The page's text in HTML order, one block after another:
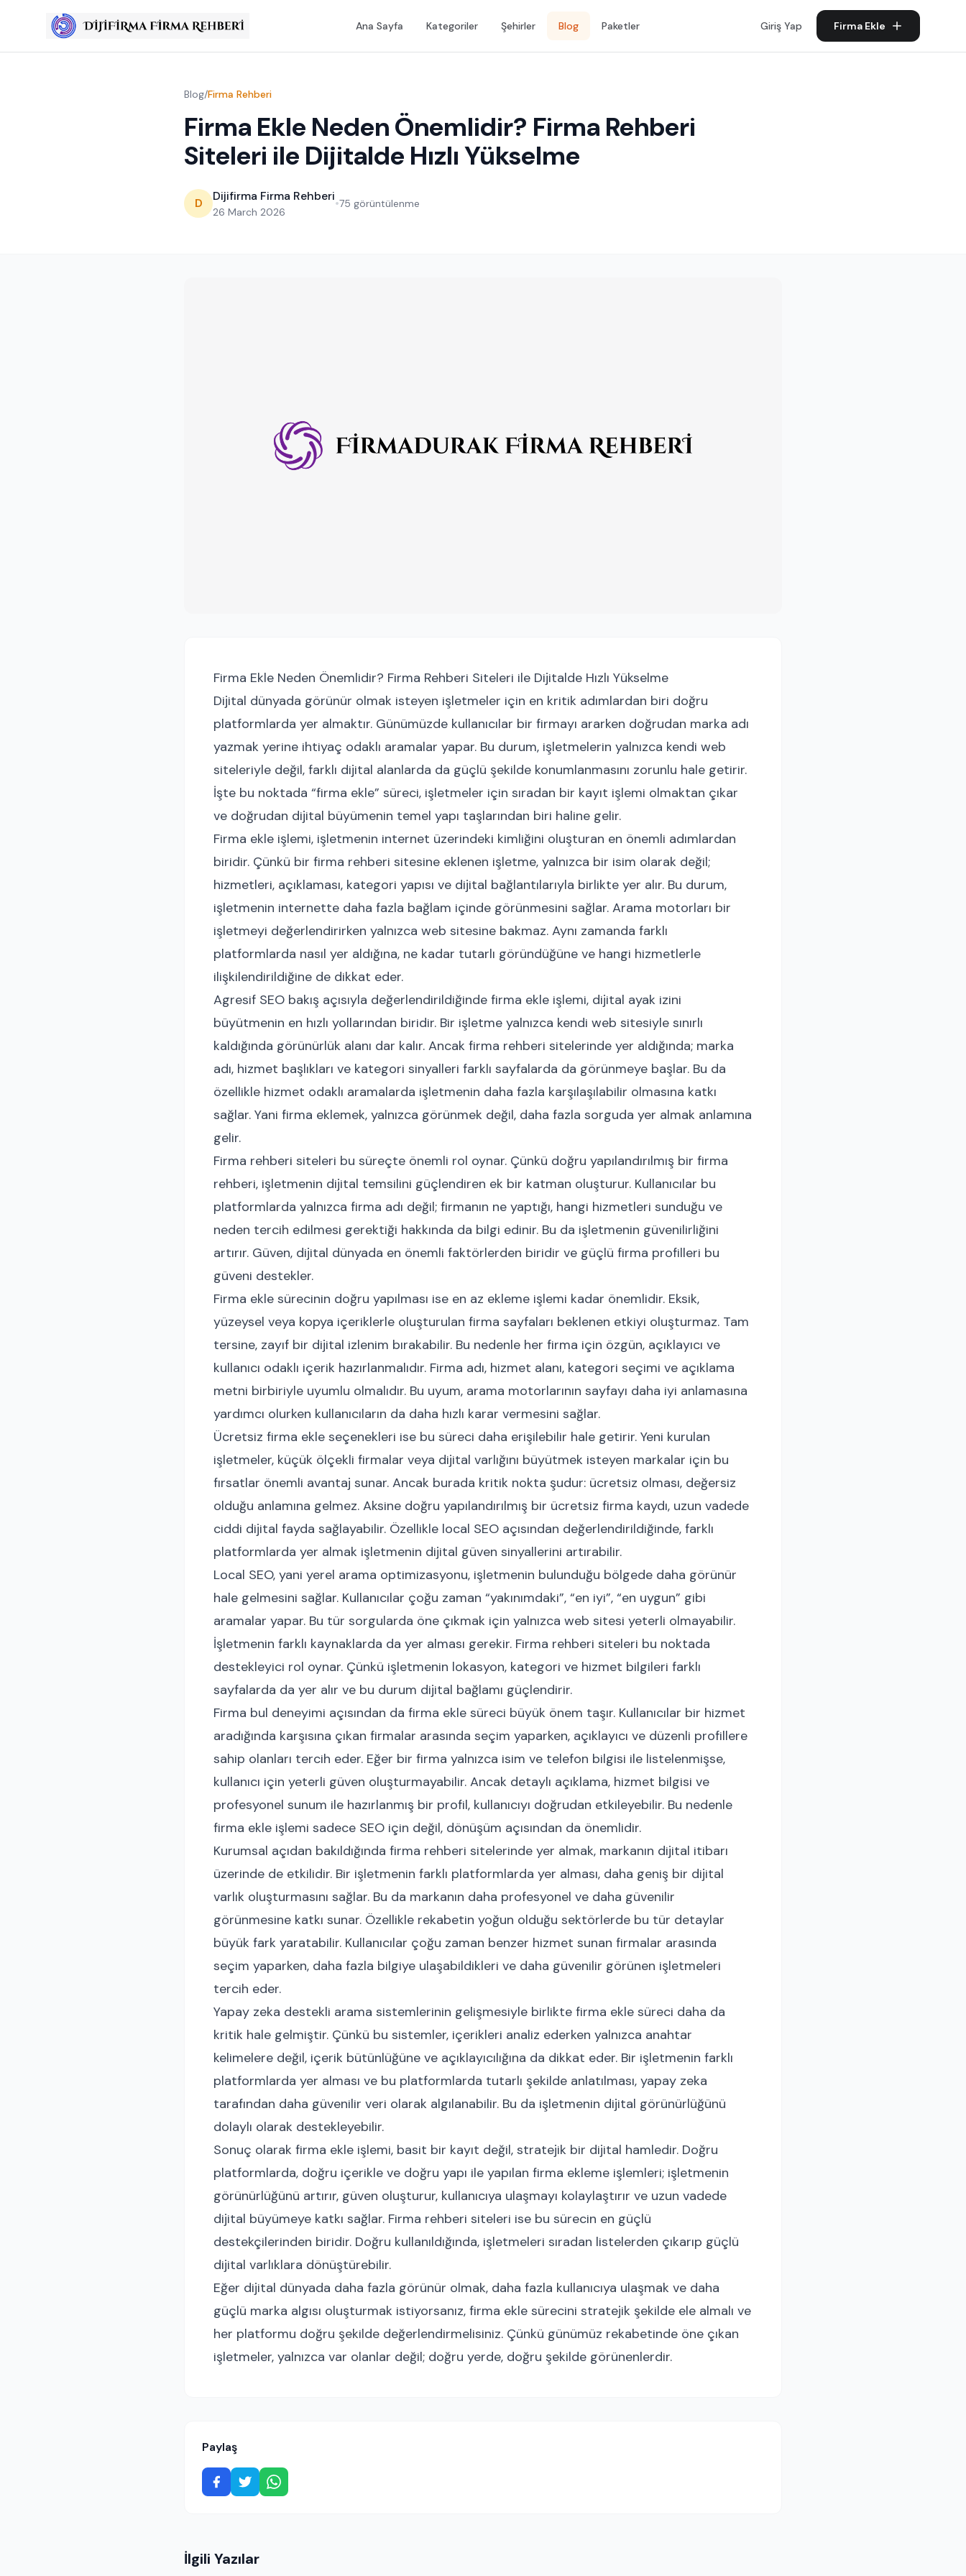
Ana Sayfa Kategoriler Şehirler Blog Paketler Giriş Yap Firma Ekle
Blog/Firma Rehberi
Firma Ekle Neden Önemlidir? Firma Rehberi
Siteleri ile Dijitalde Hızlı Yükselme
D Dijifirma Firma Rehberi
26 March 2026
•75 görüntülenme
Firma Ekle Neden Önemlidir? Firma Rehberi Siteleri ile Dijitalde Hızlı Yükselme
Dijital dünyada görünür olmak isteyen işletmeler için en kritik adımlardan biri doğru
platformlarda yer almaktır. Günümüzde kullanıcılar bir firmayı ararken doğrudan marka adı
yazmak yerine ihtiyaç odaklı aramalar yapar. Bu durum, işletmelerin yalnızca kendi web
siteleriyle değil, farklı dijital alanlarda da güçlü şekilde konumlanmasını zorunlu hale getirir.
İşte bu noktada “firma ekle” süreci, işletmeler için sıradan bir kayıt işlemi olmaktan çıkar
ve doğrudan dijital büyümenin temel yapı taşlarından biri haline gelir.
Firma ekle işlemi, işletmenin internet üzerindeki kimliğini oluşturan en önemli adımlardan
biridir. Çünkü bir firma rehberi sitesine eklenen işletme, yalnızca bir isim olarak değil;
hizmetleri, açıklaması, kategori yapısı ve dijital bağlantılarıyla birlikte yer alır. Bu durum,
işletmenin internette daha fazla bağlam içinde görünmesini sağlar. Arama motorları bir
işletmeyi değerlendirirken yalnızca web sitesine bakmaz. Aynı zamanda farklı
platformlarda nasıl yer aldığına, ne kadar tutarlı göründüğüne ve hangi hizmetlerle
ilişkilendirildiğine de dikkat eder.
Agresif SEO bakış açısıyla değerlendirildiğinde firma ekle işlemi, dijital ayak izini
büyütmenin en hızlı yollarından biridir. Bir işletme yalnızca kendi web sitesiyle sınırlı
kaldığında görünürlük alanı dar kalır. Ancak firma rehberi sitelerinde yer aldığında; marka
adı, hizmet başlıkları ve kategori sinyalleri farklı sayfalarda da görünmeye başlar. Bu da
özellikle hizmet odaklı aramalarda işletmenin daha fazla karşılaşılabilir olmasına katkı
sağlar. Yani firma eklemek, yalnızca görünmek değil, daha fazla sorguda yer almak anlamına
gelir.
Firma rehberi siteleri bu süreçte önemli rol oynar. Çünkü doğru yapılandırılmış bir firma
rehberi, işletmenin dijital temsilini güçlendiren ek bir katman oluşturur. Kullanıcılar bu
platformlarda yalnızca firma adı değil; firmanın ne yaptığı, hangi hizmetleri sunduğu ve
neden tercih edilmesi gerektiği hakkında da bilgi edinir. Bu da işletmenin güvenilirliğini
artırır. Güven, dijital dünyada en önemli faktörlerden biridir ve güçlü firma profilleri bu
güveni destekler.
Firma ekle sürecinin doğru yapılması ise en az ekleme işlemi kadar önemlidir. Eksik,
yüzeysel veya kopya içeriklerle oluşturulan firma sayfaları beklenen etkiyi oluşturmaz. Tam
tersine, zayıf bir dijital izlenim bırakabilir. Bu nedenle her firma için özgün, açıklayıcı ve
kullanıcı odaklı içerik hazırlanmalıdır. Firma adı, hizmet alanı, kategori seçimi ve açıklama
metni birbiriyle uyumlu olmalıdır. Bu uyum, arama motorlarının sayfayı daha iyi anlamasına
yardımcı olurken kullanıcıların da daha hızlı karar vermesini sağlar.
Ücretsiz firma ekle seçenekleri ise bu süreci daha erişilebilir hale getirir. Yeni kurulan
işletmeler, küçük ölçekli firmalar veya dijital varlığını büyütmek isteyen markalar için bu
fırsatlar önemli avantaj sunar. Ancak burada kritik nokta şudur: ücretsiz olması, değersiz
olduğu anlamına gelmez. Aksine doğru yapılandırılmış bir ücretsiz firma kaydı, uzun vadede
ciddi dijital fayda sağlayabilir. Özellikle local SEO açısından değerlendirildiğinde, farklı
platformlarda yer almak işletmenin dijital güven sinyallerini artırabilir.
Local SEO, yani yerel arama optimizasyonu, işletmenin bulunduğu bölgede daha görünür
hale gelmesini sağlar. Kullanıcılar çoğu zaman “yakınımdaki”, “en iyi”, “en uygun” gibi
aramalar yapar. Bu tür sorgularda öne çıkmak için yalnızca web sitesi yeterli olmayabilir.
İşletmenin farklı kaynaklarda da yer alması gerekir. Firma rehberi siteleri bu noktada
destekleyici rol oynar. Çünkü işletmenin lokasyon, kategori ve hizmet bilgileri farklı
sayfalarda da yer alır ve bu durum dijital bağlamı güçlendirir.
Firma bul deneyimi açısından da firma ekle süreci büyük önem taşır. Kullanıcılar bir hizmet
aradığında karşısına çıkan firmalar arasında seçim yaparken, açıklayıcı ve düzenli profillere
sahip olanları tercih eder. Eğer bir firma yalnızca isim ve telefon bilgisi ile listelenmişse,
kullanıcı için yeterli güven oluşturmayabilir. Ancak detaylı açıklama, hizmet bilgisi ve
profesyonel sunum ile hazırlanmış bir profil, kullanıcıyı doğrudan etkileyebilir. Bu nedenle
firma ekle işlemi sadece SEO için değil, dönüşüm açısından da önemlidir.
Kurumsal açıdan bakıldığında firma rehberi sitelerinde yer almak, markanın dijital itibarı
üzerinde de etkilidir. Bir işletmenin farklı platformlarda yer alması, daha geniş bir dijital
varlık oluşturmasını sağlar. Bu da markanın daha profesyonel ve daha güvenilir
görünmesine katkı sunar. Özellikle rekabetin yoğun olduğu sektörlerde bu tür detaylar
büyük fark yaratabilir. Kullanıcılar çoğu zaman benzer hizmet sunan firmalar arasında
seçim yaparken, daha fazla bilgiye ulaşabildikleri ve daha güvenilir görünen işletmeleri
tercih eder.
Yapay zeka destekli arama sistemlerinin gelişmesiyle birlikte firma ekle süreci daha da
kritik hale gelmiştir. Çünkü bu sistemler, içerikleri analiz ederken yalnızca anahtar
kelimelere değil, içerik bütünlüğüne ve açıklayıcılığına da dikkat eder. Bir işletmenin farklı
platformlarda yer alması ve bu platformlarda tutarlı şekilde anlatılması, yapay zeka
tarafından daha güvenilir veri olarak algılanabilir. Bu da işletmenin dijital görünürlüğünü
dolaylı olarak destekleyebilir.
Sonuç olarak firma ekle işlemi, basit bir kayıt değil, stratejik bir dijital hamledir. Doğru
platformlarda, doğru içerikle ve doğru yapı ile yapılan firma ekleme işlemleri; işletmenin
görünürlüğünü artırır, güven oluşturur, kullanıcıya ulaşmayı kolaylaştırır ve uzun vadede
dijital büyümeye katkı sağlar. Firma rehberi siteleri ise bu sürecin en güçlü
destekçilerinden biridir. Doğru kullanıldığında, işletmeleri sıradan listelerden çıkarıp güçlü
dijital varlıklara dönüştürebilir.
Eğer dijital dünyada daha fazla görünür olmak, daha fazla kullanıcıya ulaşmak ve daha
güçlü marka algısı oluşturmak istiyorsanız, firma ekle sürecini stratejik şekilde ele almalı ve
her platformu doğru şekilde değerlendirmelisiniz. Çünkü günümüz rekabetinde öne çıkan
işletmeler, yalnızca var olanlar değil; doğru yerde, doğru şekilde görünenlerdir.
Paylaş
İlgili Yazılar